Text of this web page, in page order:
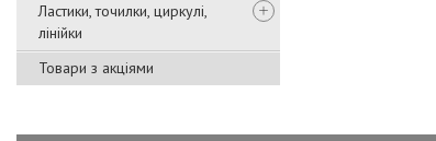
Ластики, точилки, циркулі,
лінійки
Товари з акціями